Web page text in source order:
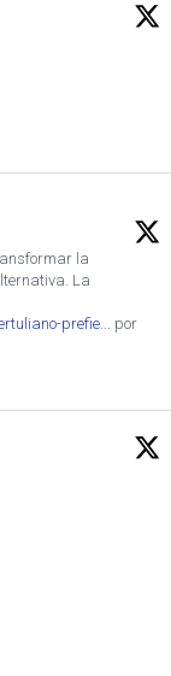
la
La
prefie...
por